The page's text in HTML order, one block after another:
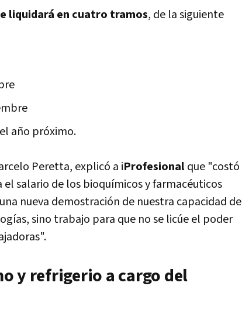
liquidará en cuatro tramos, de la siguiente
año próximo.
Peretta, explicó a iProfesionalque "costó
salario de los bioquímicos y farmacéuticos
nueva demostración de nuestra capacidad de
sino trabajo para que no se licúe el poder
y refrigerio a cargo del